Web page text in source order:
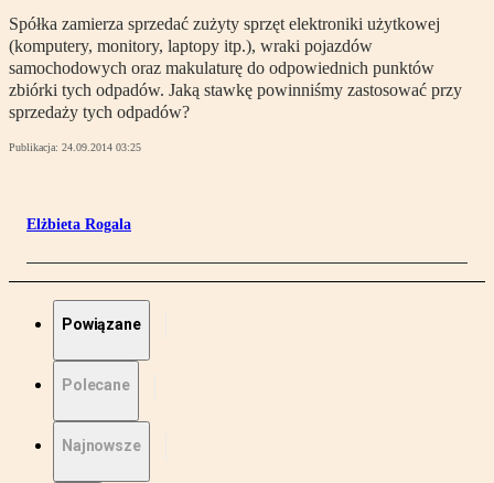
Spółka zamierza sprzedać zużyty sprzęt elektroniki użytkowej
(komputery, monitory, laptopy itp.), wraki pojazdów
samochodowych oraz makulaturę do odpowiednich punktów
zbiórki tych odpadów. Jaką stawkę powinniśmy zastosować przy
sprzedaży tych odpadów?
Publikacja: 24.09.2014 03:25
Elżbieta Rogala
Powiązane
Polecane
Najnowsze